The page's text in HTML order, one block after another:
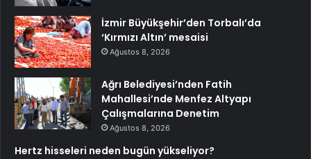
İzmir Büyükşehir’den Torbalı’da
‘Kırmızı Altın’ mesaisi
Ağustos 8, 2026
Ağrı Belediyesi’nden Fatih
Mahallesi’nde Menfez Altyapı
Çalışmalarına Denetim
Ağustos 8, 2026
Hertz hisseleri neden bugün yükseliyor?